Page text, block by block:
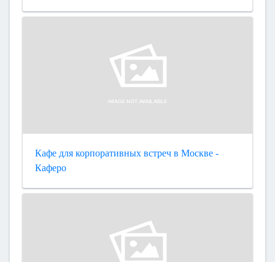
Кафе для корпоративных встреч в Москве -
Каферо